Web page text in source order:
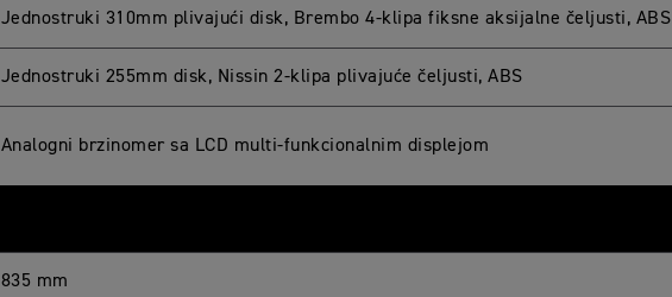
Jednostruki 310mm plivajući disk, Brembo 4-klipa fiksne aksijalne čeljusti, ABS
Jednostruki 255mm disk, Nissin 2-klipa plivajuće čeljusti, ABS
Analogni brzinomer sa LCD multi-funkcionalnim displejom
835 mm